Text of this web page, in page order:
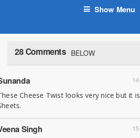
Show Menu
28 Comments BELOW
Cheese Twist looks very nice but it
Singh